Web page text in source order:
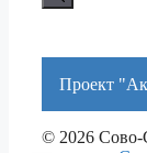
Проект
© 2026 Сово-